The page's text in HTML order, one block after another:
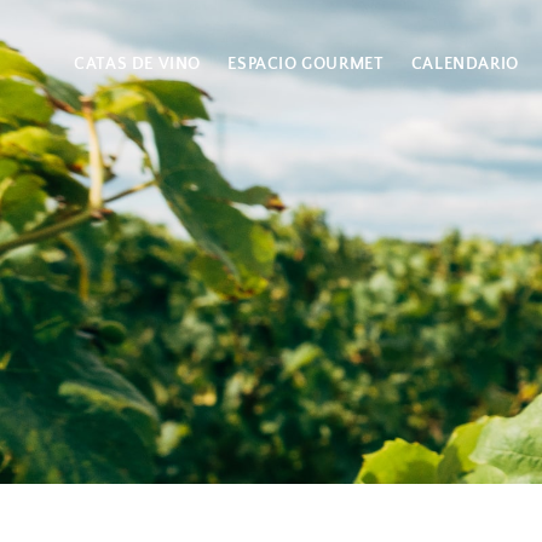
CATAS DE VINO ESPACIO GOURMET CALENDARIO